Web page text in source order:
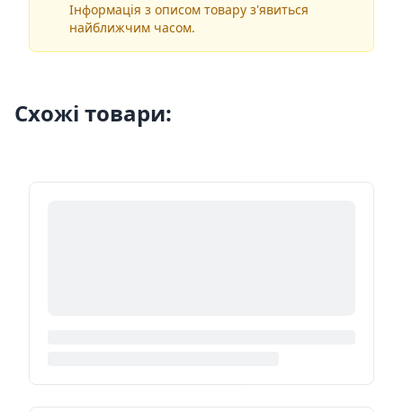
Інформація з описом товару з'явиться
найближчим часом.
Схожі товари: